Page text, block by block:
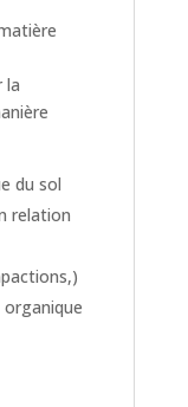
la
du sol
relation